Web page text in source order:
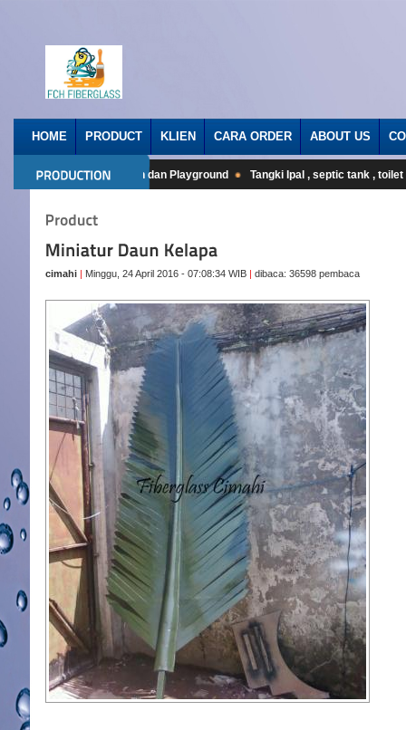
HOME PRODUCT KLIEN CARA ORDER ABOUT US
Rumah Pohon dan Playground Tangki Ipal , septic tank , toilet
cimahi | Minggu, 24 April 2016 - 07:08:34 WIB | dibaca: 36598 pembaca